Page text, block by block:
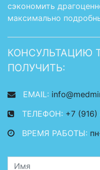
сэкономить
максимально
КОНСУЛЬТАЦИЮ
ПОЛУЧИТЬ:
EMAIL:
ТЕЛЕФОН: +7 (916)
ВРЕМЯ РАБОТЫ:
Имя